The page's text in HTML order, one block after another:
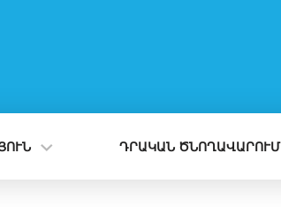
ԴՐԱԿԱՆ ԾՆՈՂԱՎԱՐՈՒՄ